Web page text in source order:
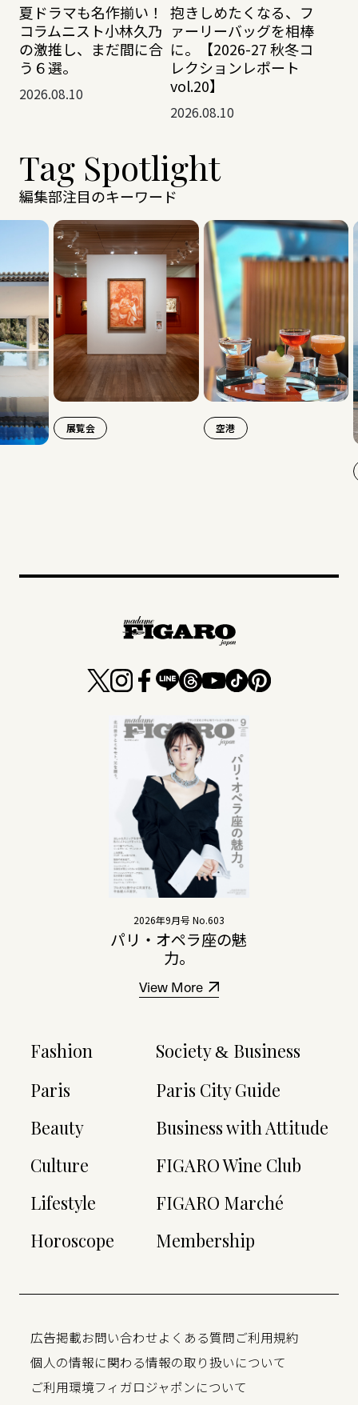
夏ドラマも名作揃い！
コラムニスト小林久乃
の激推し、まだ間に合
う６選。
2026.08.10
抱きしめたくなる、フ
ァーリーバッグを相棒
に。【2026-27 秋冬コ
レクションレポート
vol.20】
2026.08.10
Tag Spotlight
編集部注目のキーワード
展覧会 空港
2026年9月号 No.603
パリ・オペラ座の魅
力。
View More
Fashion
Paris
Beauty
Culture
Lifestyle
Horoscope
Society& Business
Paris City Guide
Business with Attitude
FIGARO Wine Club
FIGARO Marché
Membership
広告掲載お問い合わせよくある質問ご利用規約
個人の情報に関わる情報の取り扱いについて
ご利用環境フィガロジャポンについて